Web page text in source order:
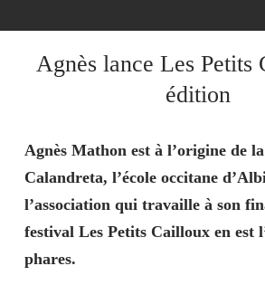
Agnès lance Les Petits
édition
Agnès Mathon est à l’origine de
Calandreta, l’école occitane
l’association qui travaille à son
festival Les Petits Cailloux en est
phares.